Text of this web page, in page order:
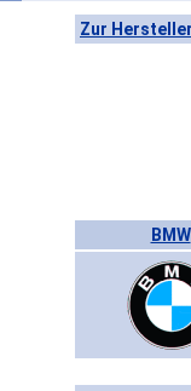
Zur
BMW